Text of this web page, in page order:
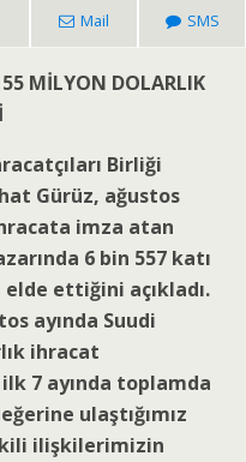
Mail SMS
MİLYON DOLARLIK
Birliği
Gürüz, ağustos
imza atan
6 bin 557 katı
elde ettiğini açıkladı.
ayında Suudi
ihracat
7 ayında toplamda
ulaştığımız
ilişkilerimizin